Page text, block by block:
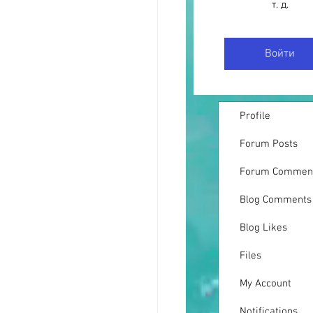
т. д.
Войти
Profile
Forum Posts
Forum
Blog Comments
Blog Likes
Files
My Account